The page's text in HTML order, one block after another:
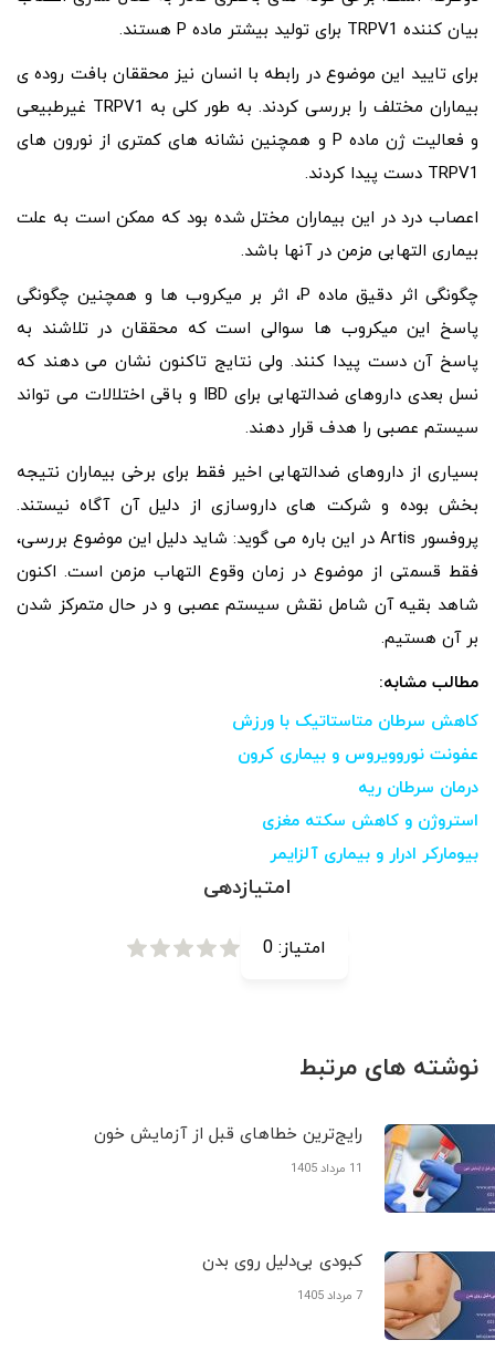
بیان کننده TRPV1 برای تولید بیشتر ماده P هستند.
برای تایید این موضوع در رابطه با انسان نیز محققان بافت روده ی
بیماران مختلف را بررسی کردند. به طور کلی به TRPV1 غیرطبیعی
و فعالیت ژن ماده P و همچنین نشانه های کمتری از نورون های
TRPV1 دست پیدا کردند.
اعصاب درد در این بیماران مختل شده بود که ممکن است به علت
بیماری التهابی مزمن در آنها باشد.
چگونگی اثر دقیق ماده P، اثر بر میکروب ها و همچنین چگونگی
پاسخ این میکروب ها سوالی است که محققان در تلاشند به
پاسخ آن دست پیدا کنند. ولی نتایج تاکنون نشان می دهند که
نسل بعدی داروهای ضدالتهابی برای IBD و باقی اختلالات می تواند
سیستم عصبی را هدف قرار دهند.
بسیاری از داروهای ضدالتهابی اخیر فقط برای برخی بیماران نتیجه
بخش بوده و شرکت های داروسازی از دلیل آن آگاه نیستند.
پروفسور Artis در این باره می گوید: شاید دلیل این موضوع بررسی،
فقط قسمتی از موضوع در زمان وقوع التهاب مزمن است. اکنون
شاهد بقیه آن شامل نقش سیستم عصبی و در حال متمرکز شدن
بر آن هستیم.
مطالب مشابه:
کاهش سرطان متاستاتیک با ورزش
عفونت نوروویروس و بیماری کرون
درمان سرطان ریه
استروژن و کاهش سکته مغزی
بیومارکر ادرار و بیماری آلزایمر
امتیازدهی
امتیاز: 0
نوشته های مرتبط
رایج‌ترین خطاهای قبل از آزمایش خون
11 مرداد 1405
کبودی‌ بی‌دلیل روی بدن
7 مرداد 1405